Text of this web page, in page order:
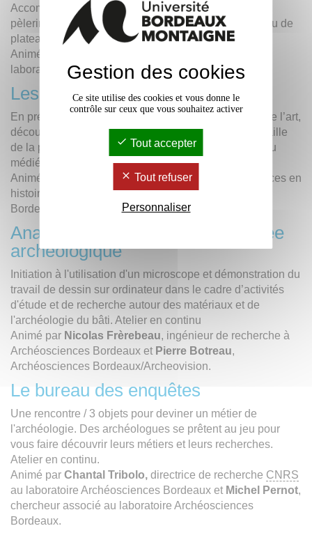
Accompagnez l'Anonyme de Bordeaux dans son
pèlerinage en 333 après J.-C. et défiez-le grâce au jeu de
plateau Ad Itinere. Atelier en continu
Animé par
laboratoire Ausonius.
Les outils du tailleur de pierre
En présence d’un tailleur de pierre et d’un historien de l’art,
découvrez les outils et techniques nécessaires à la taille
de la pierre et à la construction d’un édifice antique ou
médiéval. Atelier en continu
Animé par
Christian Gensbeitel, maître de conférences en
histoire de l'art médiéval, laboratoire Archéosciences
Bordeaux et
Thierry Gregor, tailleur de pierre.
Analyse et traitement de la donnée
archéologique
Initiation à l'utilisation d'un microscope et démonstration du
travail de dessin sur ordinateur dans le cadre d’activités
d'étude et de recherche autour des matériaux et de
l'archéologie du bâti. Atelier en continu
Animé par Nicolas Frèrebeau, ingénieur de recherche à
Archéosciences Bordeaux et Pierre Botreau,
Archéosciences Bordeaux/Archeovision.
Le bureau des enquêtes
Une rencontre / 3 objets pour deviner un métier de
l'archéologie. Des archéologues se prêtent au jeu pour
vous faire découvrir leurs métiers et leurs recherches.
Atelier en continu.
Animé par Chantal Tribolo, directrice de recherche CNRS
au laboratoire Archéosciences Bordeaux et Michel Pernot,
chercheur associé au laboratoire Archéosciences
Bordeaux.
Gestion des cookies
Ce site utilise des cookies et vous donne le
contrôle sur ceux que vous souhaitez activer
Tout accepter
Tout refuser
Personnaliser